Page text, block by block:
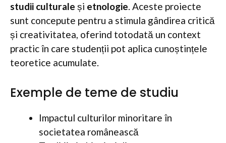
studii culturale și etnologie. Aceste proiecte
sunt concepute pentru a stimula gândirea critică
și creativitatea, oferind totodată un context
practic în care studenții pot aplica cunoștințele
teoretice acumulate.
Exemple de teme de studiu
Impactul culturilor minoritare în
societatea românească